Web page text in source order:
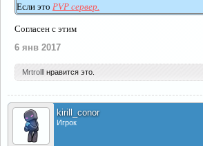
Если это PVP сервер.
Согласен с этим
6 янв 2017
Mrtrolll нравится это.
kirill_conor
Игрок